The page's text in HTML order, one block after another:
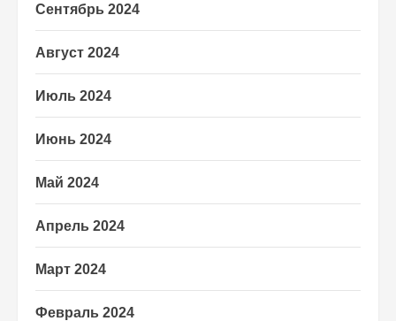
Сентябрь 2024
Август 2024
Июль 2024
Июнь 2024
Май 2024
Апрель 2024
Март 2024
Февраль 2024